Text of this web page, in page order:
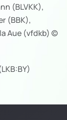
(BLVKK),
(BBK),
Aue (vfdkb) ©